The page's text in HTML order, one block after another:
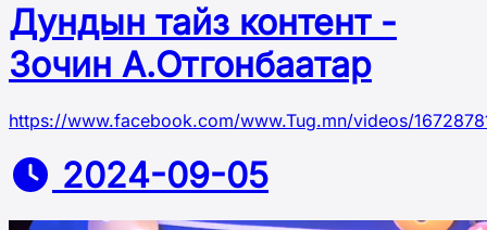
Дундын тайз контент -
Зочин А.Отгонбаатар
https://www.facebook.com/www.Tug.mn/videos/
2024-09-05